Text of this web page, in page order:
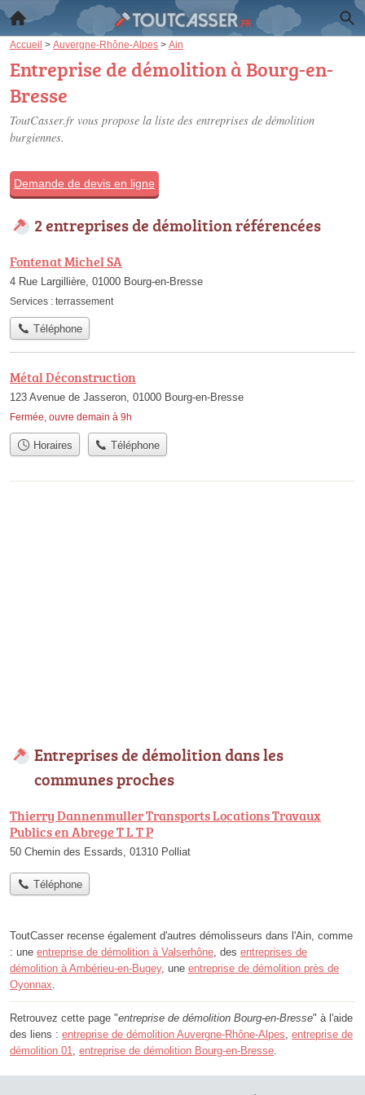
Accueil > Auvergne-Rhône-Alpes > Ain
Entreprise de démolition à Bourg-en-
Bresse
ToutCasser.fr vous propose la liste des entreprises de démolition
burgiennes.
Demande de devis en ligne
2 entreprises de démolition référencées
Fontenat Michel SA
4 Rue Largillière, 01000 Bourg-en-Bresse
Services : terrassement
Téléphone
Métal Déconstruction
123 Avenue de Jasseron, 01000 Bourg-en-Bresse
Fermée, ouvre demain à 9h
Horaires Téléphone
Entreprises de démolition dans les
communes proches
Thierry Dannenmuller Transports Locations Travaux
Publics en Abrege T L T P
50 Chemin des Essards, 01310 Polliat
Téléphone
ToutCasser recense également d'autres démolisseurs dans l'Ain, comme
: une entreprise de démolition à Valserhône, des entreprises de
démolition à Ambérieu-en-Bugey, une entreprise de démolition près de
Oyonnax.
Retrouvez cette page "entreprise de démolition Bourg-en-Bresse" à l'aide
des liens : entreprise de démolition Auvergne-Rhône-Alpes, entreprise de
démolition 01, entreprise de démolition Bourg-en-Bresse.